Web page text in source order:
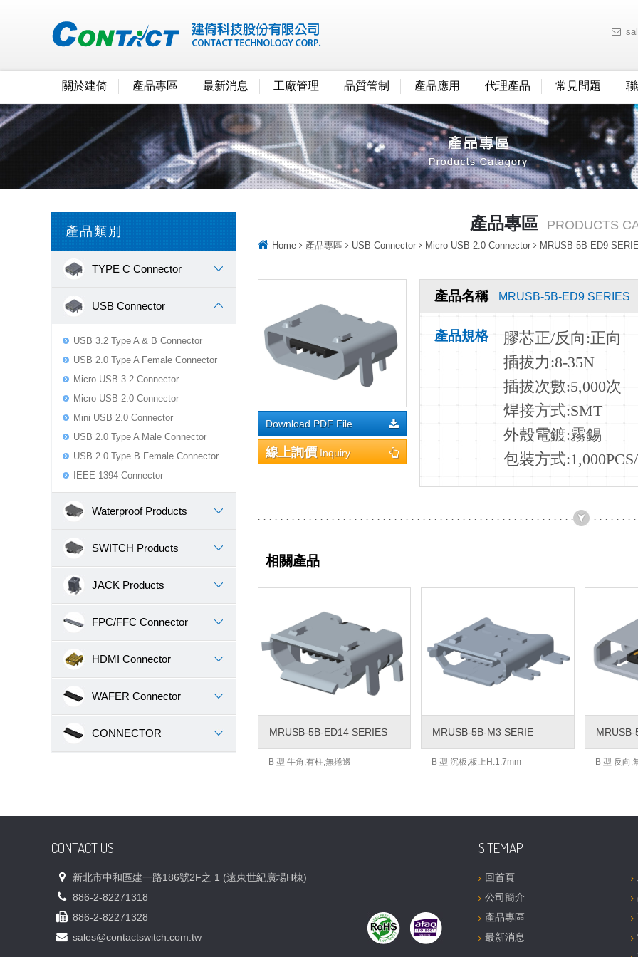
關於建倚 產品專區 最新消息 工廠管理 品質管制 產品應用 代理產品 常見問題
產品類別
TYPE C Connector
USB Connector
USB 3.2 Type A & B Connector
USB 2.0 Type A Female Connector
Micro USB 3.2 Connector
Micro USB 2.0 Connector
Mini USB 2.0 Connector
USB 2.0 Type A Male Connector
USB 2.0 Type B Female Connector
IEEE 1394 Connector
Waterproof Products
SWITCH Products
JACK Products
FPC/FFC Connector
HDMI Connector
WAFER Connector
CONNECTOR
產品專區 PRODUCTS
Home 產品專區 USB Connector Micro USB 2.0 Connector MRUSB-5B-ED9
Download PDF File
線上詢價Inquiry
產品名稱 MRUSB-5B-ED9 SERIES
產品規格 膠芯正/反向:正向
插拔力:8-35N
插拔次數:5,000次
焊接方式:SMT
外殼電鍍:霧錫
包裝方式
相關產品
MRUSB-5B-ED14 SERIES
B 型 牛角,有柱,無捲邊
MRUSB-5B-M3 SERIE
B 型 沉板,板上H:1.7mm
MRUSB-
B 型 反向,
CONTACT US
新北市中和區建一路186號2F之 1 (遠東世紀廣場H棟)
886-2-82271318
886-2-82271328
sales@contactswitch.com.tw
SITEMAP
回首頁
公司簡介
產品專區
最新消息